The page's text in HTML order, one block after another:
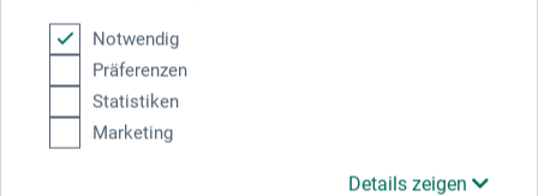
Notwendig
Präferenzen
Statistiken
Marketing
Details zeigen